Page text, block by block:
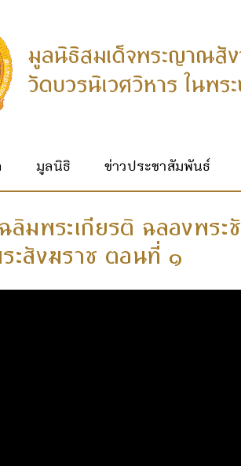
มูลนิธิ ข่าวประชาสัมพันธ์
ลิมพระเกียรติ ฉลองพร
ะสังฆราช ตอนที่ ๑